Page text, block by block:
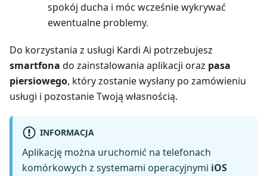
spokój ducha i móc wcześnie wykrywać
ewentualne problemy.
Do korzystania z usługi Kardi Ai potrzebujesz
smartfona do zainstalowania aplikacji oraz pasa
piersiowego, który zostanie wysłany po zamówieniu
usługi i pozostanie Twoją własnością.
INFORMACJA
Aplikację można uruchomić na telefonach
komórkowych z systemami operacyjnymi iOS